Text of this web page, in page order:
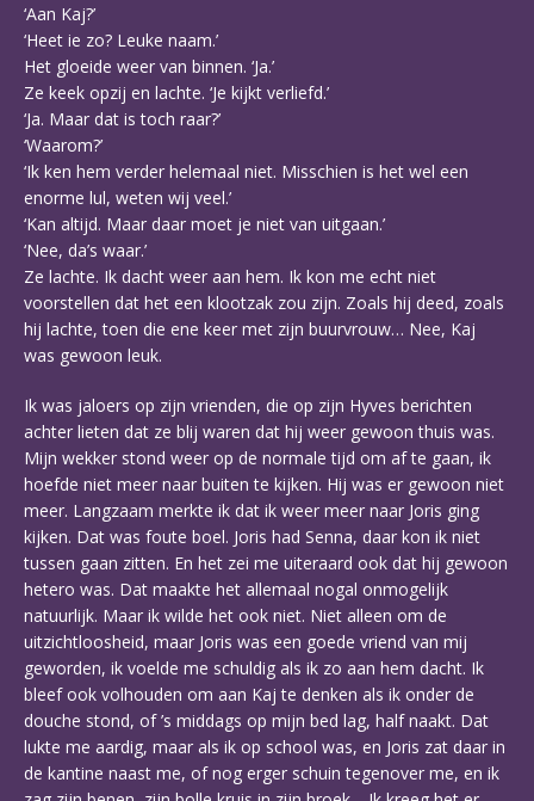
‘Aan Kaj?’
‘Heet ie zo? Leuke naam.’
Het gloeide weer van binnen. ‘Ja.’
Ze keek opzij en lachte. ‘Je kijkt verliefd.’
‘Ja. Maar dat is toch raar?’
‘Waarom?’
‘Ik ken hem verder helemaal niet. Misschien is het wel een
enorme lul, weten wij veel.’
‘Kan altijd. Maar daar moet je niet van uitgaan.’
‘Nee, da’s waar.’
Ze lachte. Ik dacht weer aan hem. Ik kon me echt niet
voorstellen dat het een klootzak zou zijn. Zoals hij deed, zoals
hij lachte, toen die ene keer met zijn buurvrouw… Nee, Kaj
was gewoon leuk.
Ik was jaloers op zijn vrienden, die op zijn Hyves berichten
achter lieten dat ze blij waren dat hij weer gewoon thuis was.
Mijn wekker stond weer op de normale tijd om af te gaan, ik
hoefde niet meer naar buiten te kijken. Hij was er gewoon niet
meer. Langzaam merkte ik dat ik weer meer naar Joris ging
kijken. Dat was foute boel. Joris had Senna, daar kon ik niet
tussen gaan zitten. En het zei me uiteraard ook dat hij gewoon
hetero was. Dat maakte het allemaal nogal onmogelijk
natuurlijk. Maar ik wilde het ook niet. Niet alleen om de
uitzichtloosheid, maar Joris was een goede vriend van mij
geworden, ik voelde me schuldig als ik zo aan hem dacht. Ik
bleef ook volhouden om aan Kaj te denken als ik onder de
douche stond, of ’s middags op mijn bed lag, half naakt. Dat
lukte me aardig, maar als ik op school was, en Joris zat daar in
de kantine naast me, of nog erger schuin tegenover me, en ik